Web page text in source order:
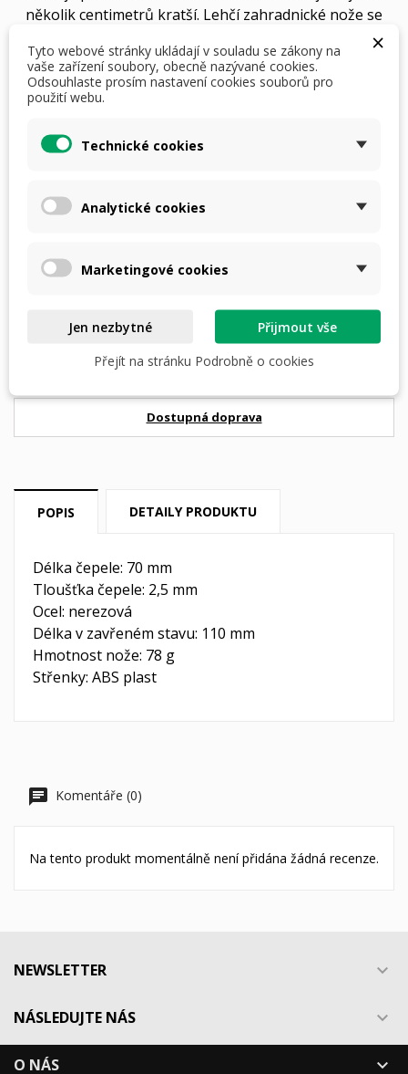
několik centimetrů kratší. Lehčí zahradnické nože se
používají k péči o trvalky nebo jako malý srp pro sklizeň
v bylinkové zahradě.
630,00 Kč
PŘIDAT DO KOŠÍKU
 skladem
Dostupná doprava
POPIS DETAILY PRODUKTU
Délka čepele: 70 mm
Tloušťka čepele: 2,5 mm
Ocel: nerezová
Délka v zavřeném stavu: 110 mm
Hmotnost nože: 78 g
Střenky: ABS plast
Komentáře (0)
Na tento produkt momentálně není přidána žádná recenze.
NEWSLETTER 
NÁSLEDUJTE NÁS 
O NÁS 
×
Tyto webové stránky ukládají v souladu se zákony na
vaše zařízení soubory, obecně nazývané cookies.
Odsouhlaste prosím nastavení cookies souborů pro
použití webu.
Technické cookies
Analytické cookies
Marketingové cookies
Jen nezbytné
Přijmout vše
Přejít na stránku Podrobně o cookies